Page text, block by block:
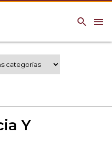
menu
search
Y